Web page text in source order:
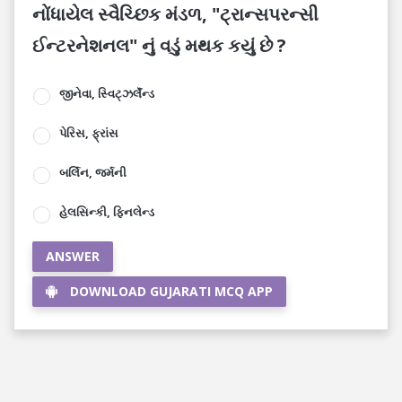
નોંધાયેલ સ્વૈચ્છિક મંડળ, "ટ્રાન્સપરન્સી
ઈન્ટરનેશનલ" નું વડું મથક કયું છે ?
જીનેવા, સ્વિટ્ઝર્લૅન્ડ
પેરિસ, ફ્રાંસ
બર્લિન, જર્મની
હેલસિન્કી, ફિનલેન્ડ
ANSWER
DOWNLOAD GUJARATI MCQ APP